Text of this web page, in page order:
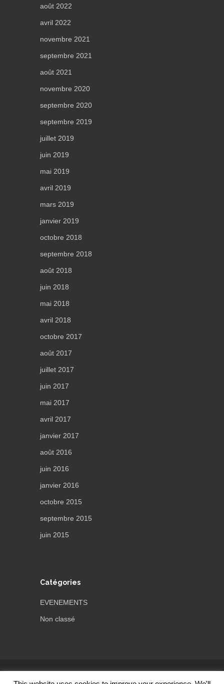
août 2022
avril 2022
novembre 2021
septembre 2021
août 2021
novembre 2020
septembre 2020
septembre 2019
juillet 2019
juin 2019
mai 2019
avril 2019
mars 2019
janvier 2019
octobre 2018
septembre 2018
août 2018
juin 2018
mai 2018
avril 2018
octobre 2017
août 2017
juillet 2017
juin 2017
mai 2017
avril 2017
janvier 2017
août 2016
juin 2016
janvier 2016
octobre 2015
septembre 2015
juin 2015
Catégories
EVENEMENTS
Non classé
Thème parThemeTrust